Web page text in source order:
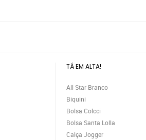
TÁ EM ALTA!
All Star Branco
Biquini
Bolsa Colcci
Bolsa Santa Lolla
Calça Jogger